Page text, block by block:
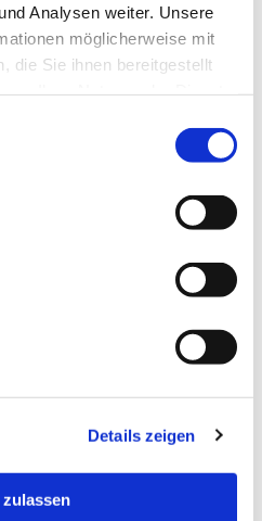
Analysen weiter. Unsere
möglicherweise mit
die Sie ihnen bereitgestellt
Details zeigen